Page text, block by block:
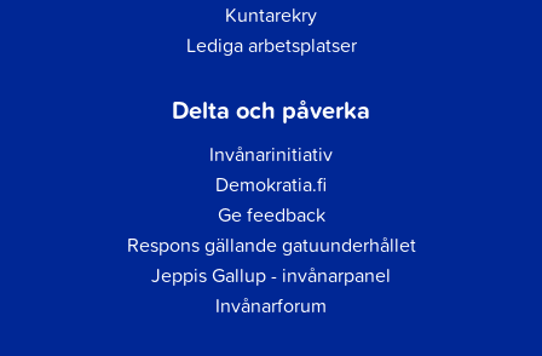
Kuntarekry
Lediga arbetsplatser
Delta och påverka
Invånarinitiativ
Demokratia.fi
Ge feedback
Respons gällande gatuunderhållet
Jeppis Gallup - invånarpanel
Invånarforum